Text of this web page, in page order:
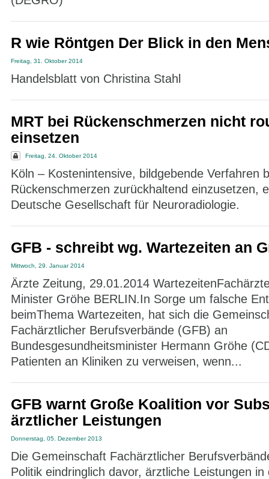
R wie Röntgen Der Blick in den
Freitag, 31. Oktober 2014
Handelsblatt von Christina Stahl
MRT bei Rückenschmerzen nicht
einsetzen
Freitag, 24. Oktober 2014
Köln – Kostenintensive, bildgebende Verfahren
Rückenschmerzen zurückhaltend einzusetzen,
Deutsche Gesellschaft für Neuroradiologie.
GFB - schreibt wg. Wartezeiten an
Mittwoch, 29. Januar 2014
Ärzte Zeitung, 29.01.2014
Minister Gröhe BERLIN.In Sorge um falsche
beimThema Wartezeiten, hat sich die
Fachärztlicher Berufsverbände (GFB) an
Bundesgesundheitsminister Hermann Gröhe
Patienten an Kliniken zu verweisen, wenn...
GFB warnt Große Koalition vor
ärztlicher Leistungen
Donnerstag, 05. Dezember 2013
Die Gemeinschaft Fachärztlicher
Politik eindringlich davor, ärztliche Leistungen in